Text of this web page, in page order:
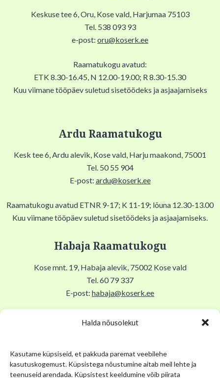
Halda nõusolekut
Kasutame küpsiseid, et pakkuda paremat veebilehe
kasutuskogemust. Küpsistega nõustumine aitab meil lehte ja
teenuseid arendada. Küpsistest keeldumine võib piirata
Keskuse tee 6, Oru, Kose vald, Harjumaa 75103
Tel. 538 093 93
e-post: oru@koserk.ee
Raamatukogu avatud:
ETK 8.30-16.45, N 12.00-19.00; R 8.30-15.30
Kuu viimane tööpäev suletud sisetöödeks ja asjaajamiseks
Ardu Raamatukogu
Kesk tee 6, Ardu alevik, Kose vald, Harju maakond, 75001
Tel. 50 55 904
E-post: ardu@koserk.ee
Raamatukogu avatud ETNR 9-17; K 11-19; lõuna 12.30-13.00
Kuu viimane tööpäev suletud sisetöödeks ja asjaajamiseks.
Habaja Raamatukogu
Kose mnt. 19, Habaja alevik, 75002 Kose vald
Tel. 60 79 337
E-post: habaja@koserk.ee
Raamatukogu avatud N,R 9-17, T 11-19, Lõuna 12-12.30,
Kuu viimane tööpäev suletud sisetöödeks ja asjaajamiseks.